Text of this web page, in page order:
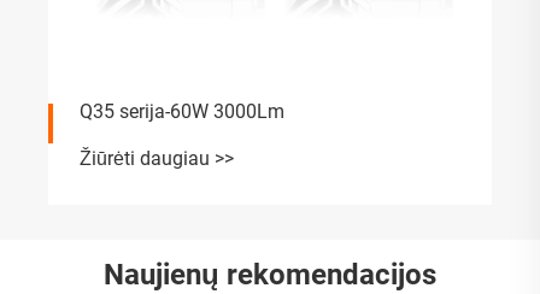
Q35 serija-60W 3000Lm
Žiūrėti daugiau >>
Naujienų rekomendacijos